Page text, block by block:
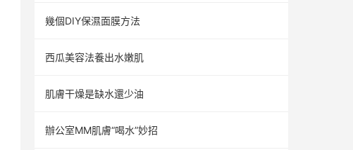
幾個DIY保濕面膜方法
西瓜美容法養出水嫩肌
肌膚干燥是缺水還少油
辦公室MM肌膚“喝水”妙招